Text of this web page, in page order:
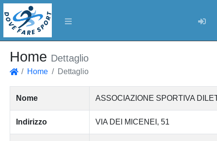
Home Dettaglio
Home Dettaglio
Nome ASSOCIAZIONE SPORTIVA
Indirizzo VIA DEI MICENEI, 51